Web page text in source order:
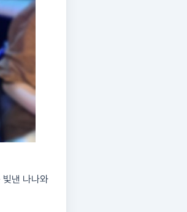
낸 나나와